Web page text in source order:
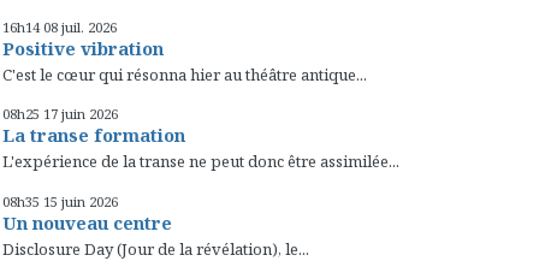
16h14 08 juil. 2026
Positive vibration
C'est le cœur qui résonna hier au théâtre antique...
08h25 17 juin 2026
La transe formation
L'expérience de la transe ne peut donc être assimilée...
08h35 15 juin 2026
Un nouveau centre
Disclosure Day (Jour de la révélation), le...